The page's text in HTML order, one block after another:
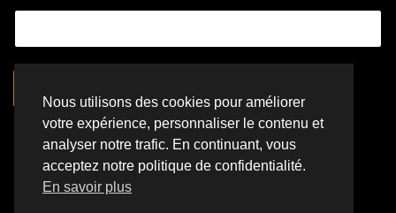
#ffffff
Nous utilisons des cookies pour améliorer
votre expérience, personnaliser le contenu et
analyser notre trafic. En continuant, vous
acceptez notre politique de confidentialité.
En savoir plus